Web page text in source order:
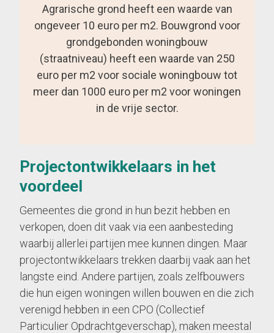
Agrarische grond heeft een waarde van
ongeveer 10 euro per m2. Bouwgrond voor
grondgebonden woningbouw
(straatniveau) heeft een waarde van 250
euro per m2 voor sociale woningbouw tot
meer dan 1000 euro per m2 voor woningen
in de vrije sector.
Projectontwikkelaars in het
voordeel
Gemeentes die grond in hun bezit hebben en
verkopen, doen dit vaak via een aanbesteding
waarbij allerlei partijen mee kunnen dingen. Maar
projectontwikkelaars trekken daarbij vaak aan het
langste eind. Andere partijen, zoals zelfbouwers
die hun eigen woningen willen bouwen en die zich
verenigd hebben in een CPO (Collectief
Particulier Opdrachtgeverschap), maken meestal